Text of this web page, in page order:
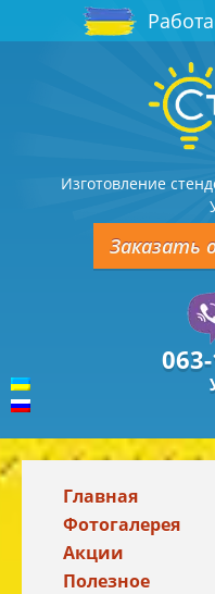
Изготовление
Заказать
Главная
Фотогалерея
Акции
Полезное